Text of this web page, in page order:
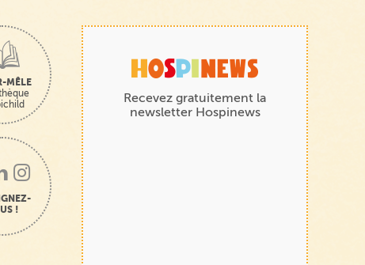
MÊLE
!
Recevez gratuitement la
newsletter Hospinews